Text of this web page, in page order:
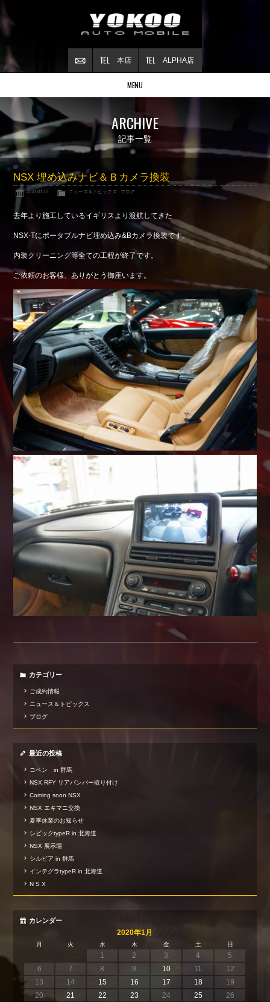
ALPHA店
本店
MENU
Stock list
在庫情報
Contract
ご成約情報
About NSX
NSXについて
Reflesh Plan
整備・修理・
買取査定
Blog
公式ブログ
Shop info.
店舗紹介
Company
会社概要
ARCHIVE
記事一覧
NSX 埋め込みナビ＆Ｂカメラ換装
2020.01.15 ニュース＆トピックス , ブログ
去年より施工しているイギリスより渡航してきた
NSX-Tにポータブルナビ埋め込み&Bカメラ換装です。
内装クリーニング等全ての工程が終了です。
ご依頼のお客様、ありがとう御座います。
カテゴリー
ご成約情報
ニュース＆トピックス
ブログ
最近の投稿
コペン in 群馬
NSX RFY リアバンパー取り付け
Coming soon NSX
NSX エキマニ交換
夏季休業のお知らせ
シビックtypeR in 北海道
NSX 展示場
シルビア in 群馬
インテグラtypeR in 北海道
N S X
カレンダー
2020年1月
月 火 水 木 金 土 日
1 2 3 4
5
6
7 8 9 10 11
12
13
14 15 16 17 18
19
20
21 22 23 24 25
26